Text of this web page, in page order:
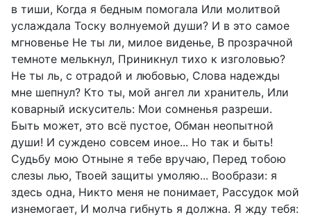
в тиши, Когда я бедным помогала Или молитвой
услаждала Тоску волнуемой души? И в это самое
мгновенье Не ты ли, милое виденье, В прозрачной
темноте мелькнул, Приникнул тихо к изголовью?
Не ты ль, с отрадой и любовью, Слова надежды
мне шепнул? Кто ты, мой ангел ли хранитель, Или
коварный искуситель: Мои сомненья разреши.
Быть может, это всё пустое, Обман неопытной
души! И суждено совсем иное... Но так и быть!
Судьбу мою Отныне я тебе вручаю, Перед тобою
слезы лью, Твоей защиты умоляю... Вообрази: я
здесь одна, Никто меня не понимает, Рассудок мой
изнемогает, И молча гибнуть я должна. Я жду тебя: